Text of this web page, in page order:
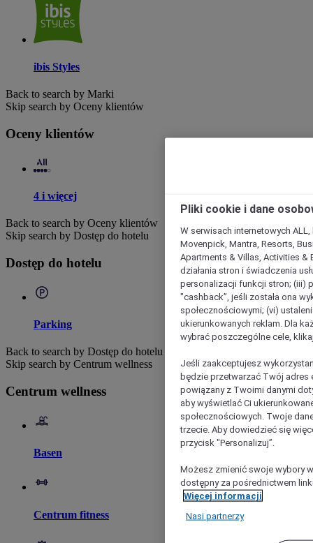
ibis Styles
Back to search by Marki
Skip search by Oceny klientów
Oceny klientów
4 i więcej
Back to search by Oceny klientów
Skip search by Dostęp do hotelu
Dostęp do hotelu
Parking
Back to search by Dostęp do hotelu
Skip search by Centrum wellness
Centrum wellness
Basen
Centrum fitness
Pliki cookie i dane
W serwisach internetowych
Movenpick, Mantra, Resorts,
Apartments & Villas, Activities &
działania stron i świadczenia
personalizacji funkcji stron; (iii)
"cashback”, jeśli została ona
społecznościowymi; (vi)
ukierunkowanych reklam. Dla
wybrać poszczególne cele,
Jeśli zaakceptujesz
będzie przetwarzać Twój adres
powiązany z Twoimi danymi
aby wyświetlać Ci
społecznościowych. Twoje
trzecie. Aby dowiedzieć się
przycisk "Personalizuj”.
Możesz zmienić swoje wybory
dostępny za pośrednictwem
Więcej informacji
Nasi partnerzy